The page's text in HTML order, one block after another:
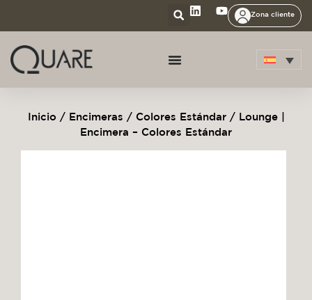
Zona cliente
Inicio / Encimeras / Colores Estándar/ Lounge |
Encimera – Colores Estándar